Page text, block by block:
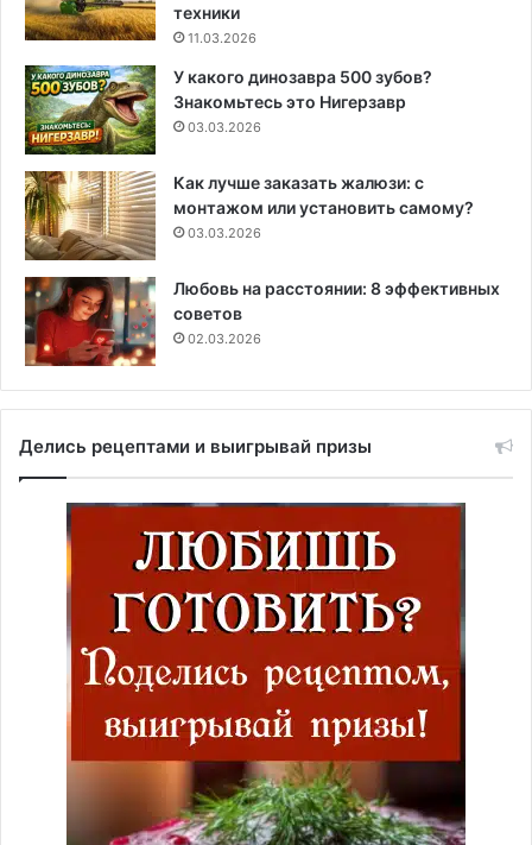
техники
11.03.2026
У какого динозавра 500 зубов?
Знакомьтесь это Нигерзавр
03.03.2026
Как лучше заказать жалюзи: с
монтажом или установить самому?
03.03.2026
Любовь на расстоянии: 8 эффективных
советов
02.03.2026
Делись рецептами и выигрывай призы